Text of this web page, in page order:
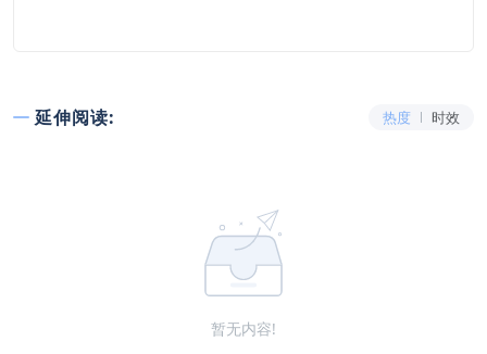
延伸阅读: 热度 时效
暂无内容!